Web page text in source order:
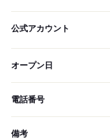
公式アカウント
オープン日
電話番号
備考